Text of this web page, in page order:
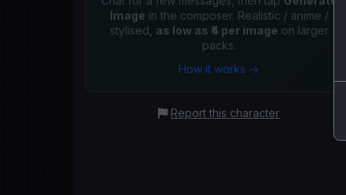
Image in the composer. Realistic / anime /
stylised, as low as ₹4 per image on larger
packs.
How it works →
Report this character